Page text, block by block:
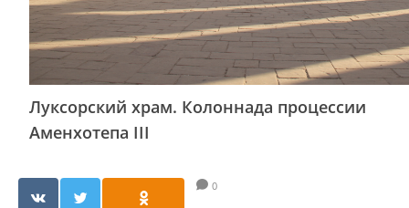
Луксорский храм. Колоннада процессии
Аменхотепа III
0